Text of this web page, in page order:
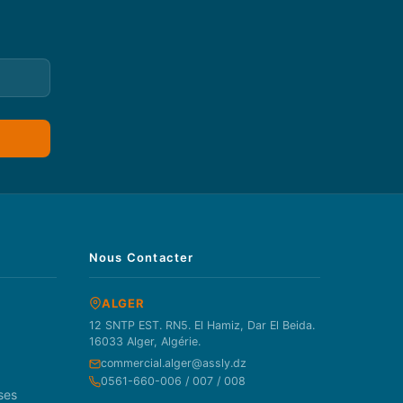
Nous Contacter
ALGER
12 SNTP EST. RN5. El Hamiz, Dar El Beida.
16033 Alger, Algérie.
commercial.alger@assly.dz
0561-660-006 / 007 / 008